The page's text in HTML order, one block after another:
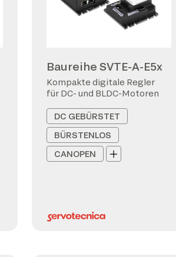
Baureihe SVTE-A-E5x
Kompakte digitale Regler
für DC- und BLDC-Motoren
DC GEBÜRSTET
BÜRSTENLOS
CANOPEN